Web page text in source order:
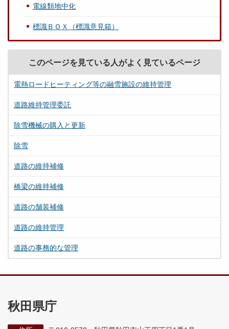
電線類地中化
標識ＢＯＸ（標識意見箱）
このページを見ている人がよく見ているページ
電熱ロードヒーティング等の融雪施設の維持管理
道路維持管理委託
除雪機械の購入と更新
除雪
道路の維持補修
橋梁の維持補修
道路の舗装補修
道路の維持管理
道路の事務的な管理
秋田県庁